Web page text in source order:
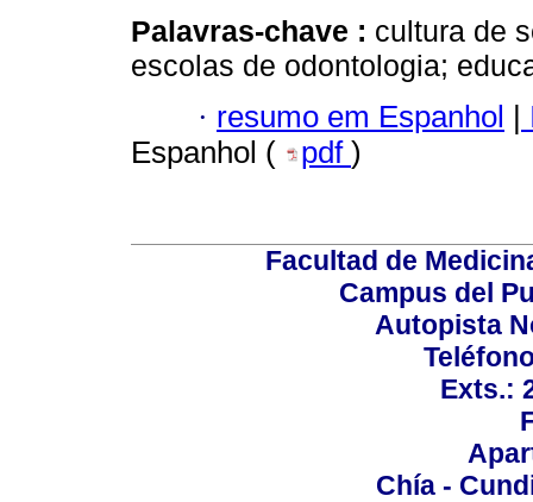
Palavras-chave : cultura de
escolas de odontologia;
· resumo em Espanhol |
Espanhol (
pdf )
Facultad de
Campus del
Autopista
Exts.:
Chía -